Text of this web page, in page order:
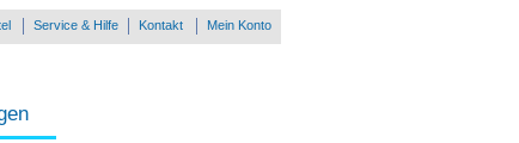
Service & Hilfe Kontakt Mein Konto